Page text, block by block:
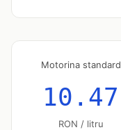
Motorina standard
10.47
RON / litru